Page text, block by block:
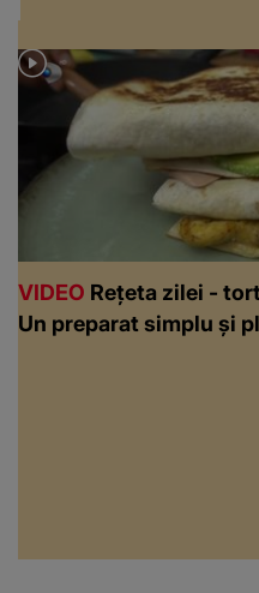
VIDEO Rețeta zilei -
Un preparat simplu și